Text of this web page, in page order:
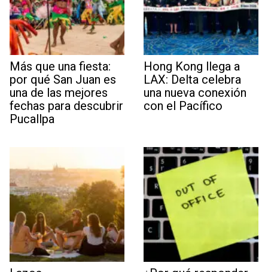
Más que una fiesta:
por qué San Juan es
una de las mejores
fechas para descubrir
Pucallpa
Hong Kong llega a
LAX: Delta celebra
una nueva conexión
con el Pacífico